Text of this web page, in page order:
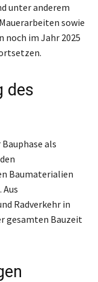
unter anderem
sowie
noch im Jahr 2025
des
als
Baumaterialien
Radverkehr in
gesamten Bauzeit